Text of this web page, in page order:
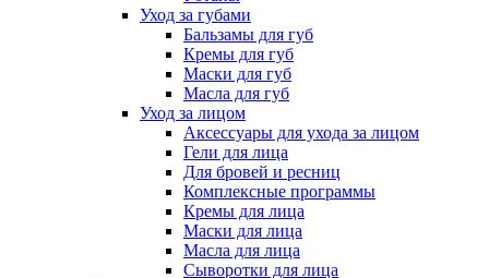
Уход за губами
Бальзамы для губ
Кремы для губ
Маски для губ
Масла для губ
Уход за лицом
Аксессуары для ухода за лицом
Гели для лица
Для бровей и ресниц
Комплексные программы
Кремы для лица
Маски для лица
Масла для лица
Сыворотки для лица